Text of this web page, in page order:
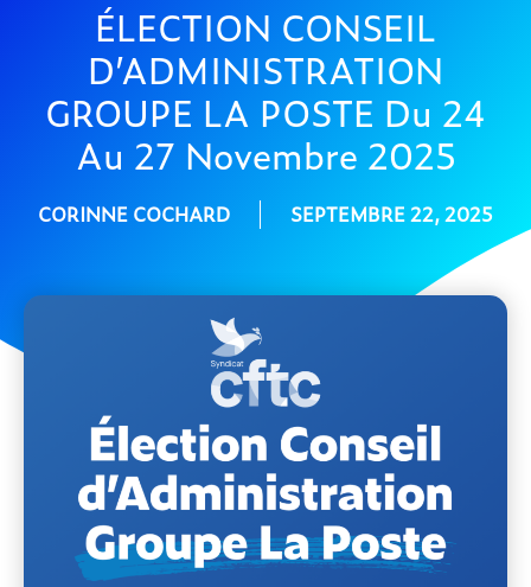
ÉLECTION CONSEIL
D’ADMINISTRATION
GROUPE LA POSTE Du 24
Au 27 Novembre 2025
CORINNE COCHARD SEPTEMBRE 22, 2025